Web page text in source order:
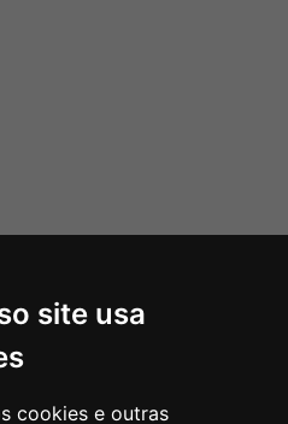
site usa
cookies e outras